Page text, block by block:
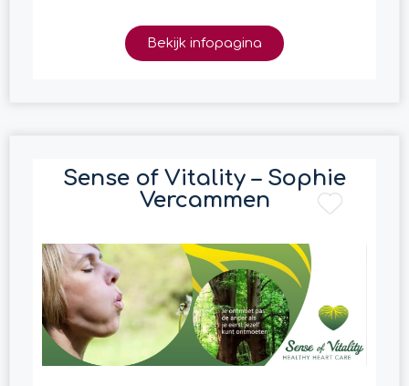
Bekijk infopagina
Sense of Vitality – Sophie
Vercammen